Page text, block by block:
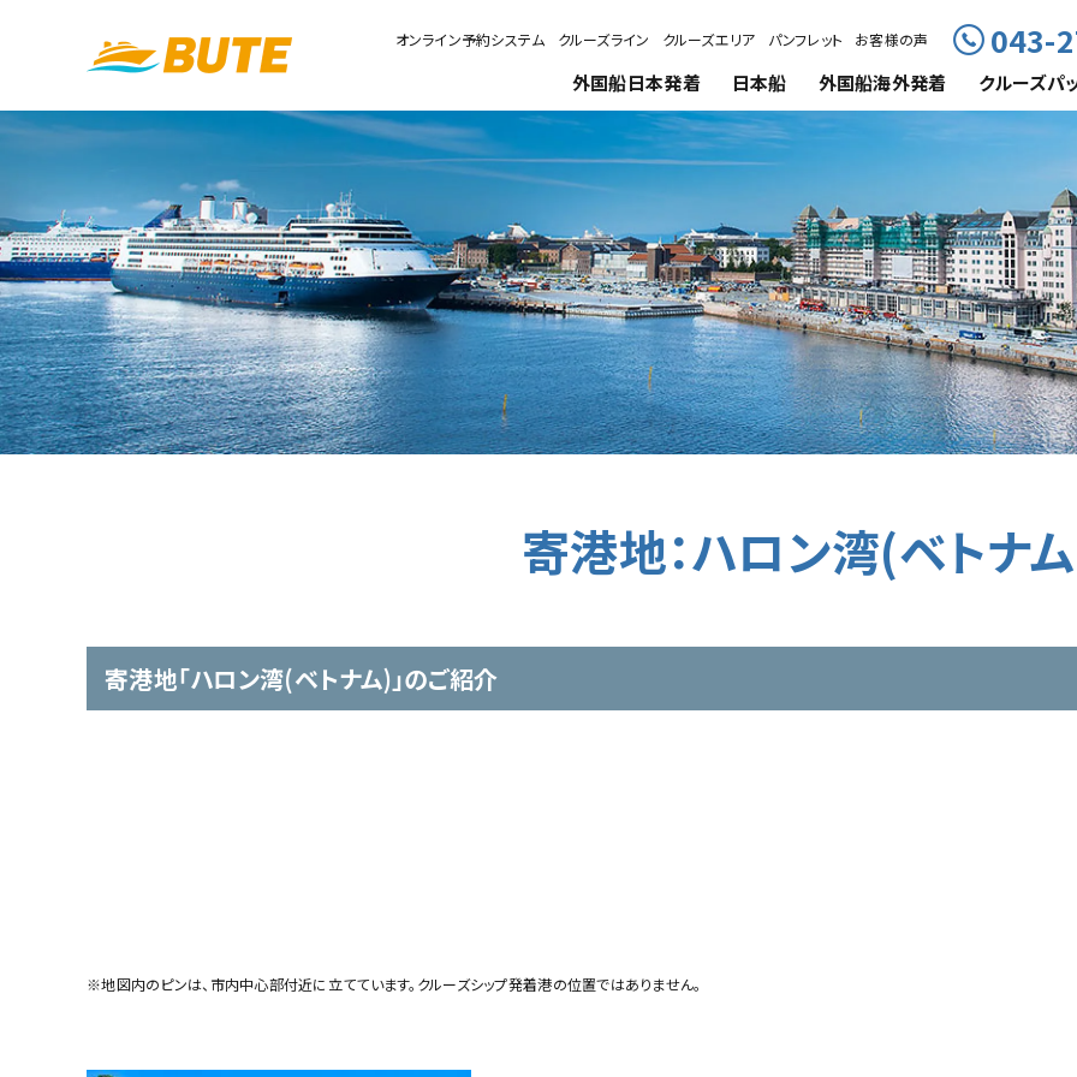
外国船日本発着 日本船 外国船海外発着 クルーズパ
オンライン予約システム クルーズライン クルーズエリア パンフレット お客様の声 043-
寄港地：ハロン湾(ベトナ
寄港地「ハロン湾(ベトナム)」のご紹介
※地図内のピンは、市内中心部付近に立てています。クルーズシップ発着港の位置ではありません。